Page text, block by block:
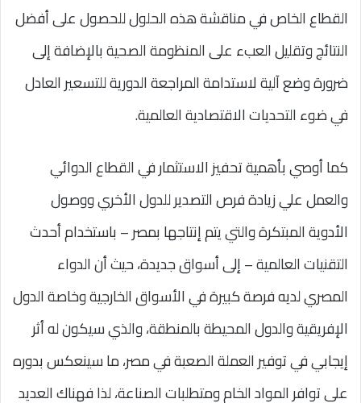
القطاع الخاص في مناقشة هذه الحلول للحصول على أفضل
النتائج وتقليل العبء على المنظومة الصحية بالإضافة إلى
ضرورة وضع آلية لاستدامة المراجعة الدورية للتسعير العادل
في ضوء التحديات الاقتصادية العالمية.
كما أوصي بأهمية تحفيز الاستثمار في القطاع الدوائي
والعمل علي زيادة فرص التصدير للدول الأخري ووصول
الأدوية المبتكرة والتي يتم إنتاجها بمصر – باستخدام أحدث
التقنيات العالمية – إلى أسواق جديدة، حيث أن الدواء
المصري لديه فرصة كبيرة في الأسواق الخارجية وخاصة الدول
الإفريقية والدول المحيطة بالمنطقة، والذي سيكون له أثر
إيجابي في توفير العملة الصعبة في مصر، ما سينعكس بدوره
على توافر المواد الخام ومتطلبات الصناعة، لذا فهناك العديد